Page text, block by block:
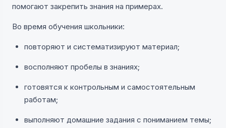
помогают закрепить знания на примерах.
Во время обучения школьники:
повторяют и систематизируют материал;
восполняют пробелы в знаниях;
готовятся к контрольным и самостоятельным
работам;
выполняют домашние задания с пониманием темы;